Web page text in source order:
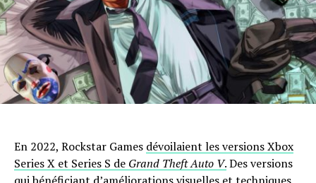
En 2022, Rockstar Games dévoilaient les versions Xbox
Series X et Series S de Grand Theft Auto V.Des versions